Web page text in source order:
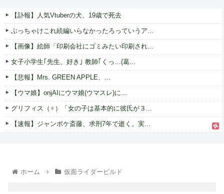
【訃報】人気Vtuberの犬、19歳で死去
ぶっちゃけこれ続編いらなかったろっていうア...
【画像】絵師「印刷会社にゴミみたい印刷され...
女子小学生｢先生、好き｣ 教師｢くっ…(葛...
【悲報】Mrs. GREEN APPLE、...
【ウマ娘】onjAIにウマ娘(ウマスレ)に...
グリフィス（♀）「女の子は基本的に彼氏が３...
【速報】ジャンポケ斎藤、求刑7年で逝く。実...
ホーム 仮面ライダービルド